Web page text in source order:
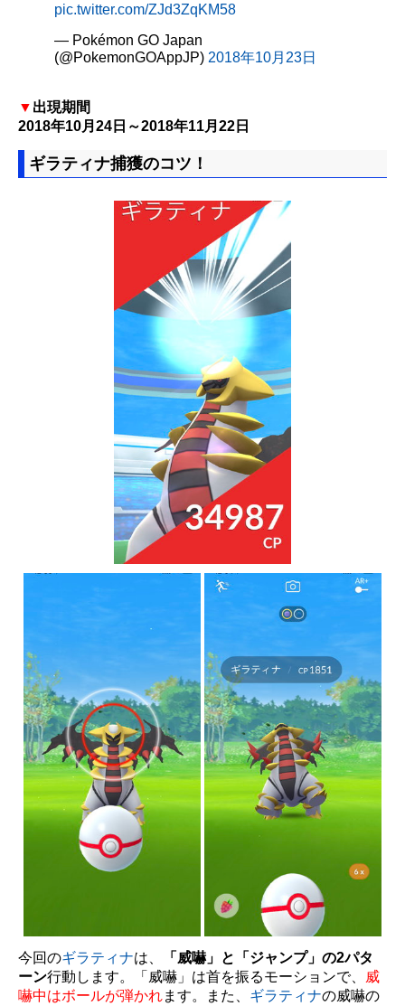
pic.twitter.com/ZJd3ZqKM58
— Pokémon GO Japan
(@PokemonGOAppJP) 2018年10月23日
▼ 出現期間
2018年10月24日～2018年11月22日
ギラティナ捕獲のコツ！
今回のギラティナは、
「威嚇」と「ジャンプ」の2パタ
ーン行動します。「威嚇」は首を振るモーションで、
威
嚇中はボールが弾かれます。また、 ギラティナの威嚇の